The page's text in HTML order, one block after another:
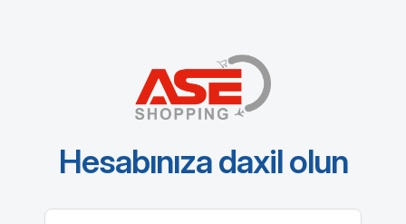
Hesabınıza daxil olun